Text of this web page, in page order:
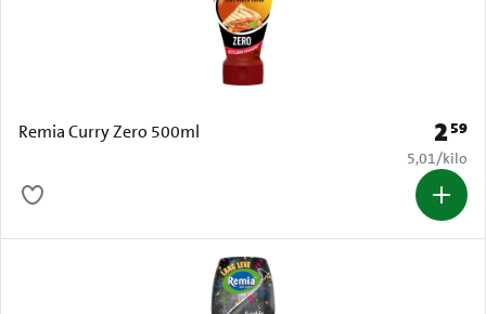
Remia Curry Zero 500ml Prijs:
259
€ 5,01 per
5,01/kilo